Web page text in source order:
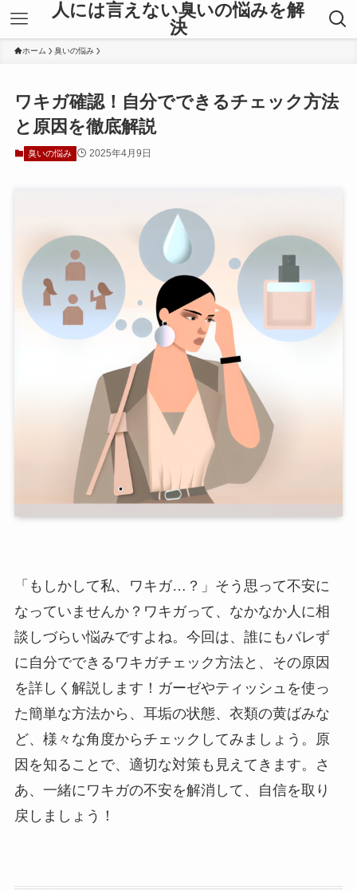
人には言えない臭いの悩みを解
決
ホーム 臭いの悩み
ワキガ確認！自分でできるチェック方法
と原因を徹底解説
臭いの悩み 2025年4月9日
「もしかして私、ワキガ…？」そう思って不安に
なっていませんか？ワキガって、なかなか人に相
談しづらい悩みですよね。今回は、誰にもバレず
に自分でできるワキガチェック方法と、その原因
を詳しく解説します！ガーゼやティッシュを使っ
た簡単な方法から、耳垢の状態、衣類の黄ばみな
ど、様々な角度からチェックしてみましょう。原
因を知ることで、適切な対策も見えてきます。さ
あ、一緒にワキガの不安を解消して、自信を取り
戻しましょう！